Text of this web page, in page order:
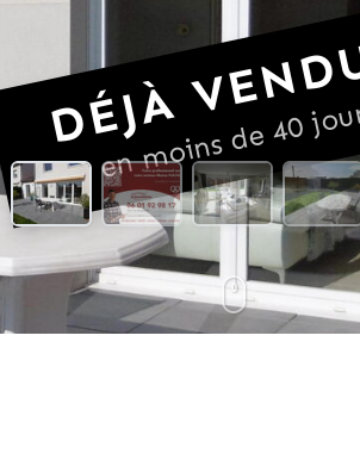
DÉJÀ
en moins de 40
DÉFILER